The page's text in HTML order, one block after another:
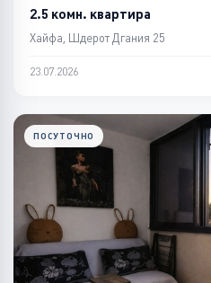
2.5 комн. квартира
Хайфа, Шдерот Дгания 25
23.07.2026
ПОСУТОЧНО